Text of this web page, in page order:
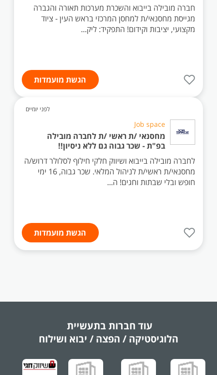
חברה מובילה בייבוא והשכרת מערכות תאורה והגברה
מגייסת מחסנאי/ת למחסן המרכזי בראש העין - ציוד
מקצועי, יציבות וקידום! התפקיד: ליק...
הגשת מועמדות
לפני יומיים
Job space
מחסנאי /ת ראשי /ת לחברה מובילה
בפ"ת - שכר גבוה גם ללא ניסיון!!
לחברה מובילה בייבוא ושיווק חלקי חילוף לסלולר דרוש/ה
מחסנאי/ת ראשי/ת לניהול המלאי. שכר גבוה, 16 ימי
חופש ובלי שבתות וחגים! ה...
הגשת מועמדות
עוד חברות בתעשיית
הלוגיסטיקה / הפצה / יבוא ושילוח